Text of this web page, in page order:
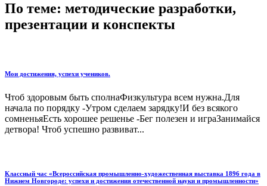
По теме: методические разработки,
презентации и конспекты
Мои достижения, успехи учеников.
Чтоб здоровым быть сполнаФизкультура всем нужна.Для
начала по порядку -Утром сделаем зарядку!И без всякого
сомненьяЕсть хорошее решенье -Бег полезен и играЗанимайся
детвора! Чтоб успешно развиват...
Классный час «Всероссийская промышленно-художественная выставка 1896 года в
Нижнем Новгороде: успехи и достижения отечественной науки и промышленности»